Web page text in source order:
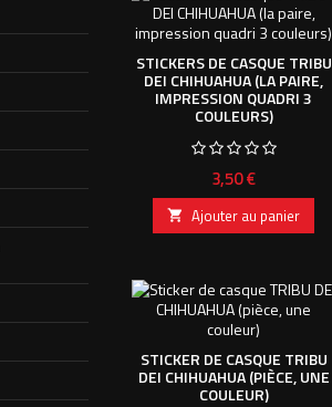
STICKERS DE CASQUE TRIBU
DEI CHIHUAHUA (LA PAIRE,
IMPRESSION QUADRI 3
COULEURS)
Prix
3,50 €
 Ajouter au panier
STICKER DE CASQUE TRIBU
DEI CHIHUAHUA (PIÈCE, UNE
COULEUR)